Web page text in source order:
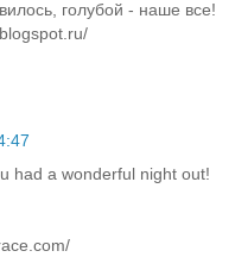
голубой - наше все!
had a wonderful night out!